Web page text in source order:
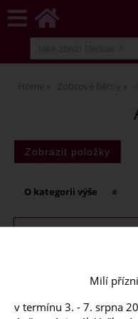
Home Zobcové flétny
O kategorii výše
Milí
v termínu 3. - 7. srpna